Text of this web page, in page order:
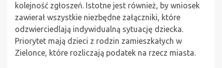
kolejność zgłoszeń. Istotne jest również, by wniosek
zawierał wszystkie niezbędne załączniki, które
odzwierciedlają indywidualną sytuację dziecka.
Priorytet mają dzieci z rodzin zamieszkałych w
Zielonce, które rozliczają podatek na rzecz miasta.